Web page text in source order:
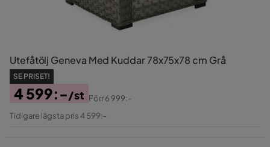
Utefåtölj Geneva Med Kuddar 78x75x78 cm Grå
SE PRISET!
Pris
4 599:-/st
Original
Förr6 999:-
Tidigare lägsta pris 4 599:-